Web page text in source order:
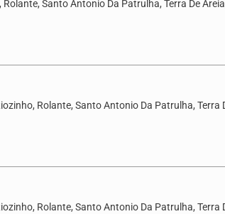
Santo Antonio Da Patrulha, Terra De
Rolante, Santo Antonio Da Patrulha, Terra
Rolante, Santo Antonio Da Patrulha, Terra